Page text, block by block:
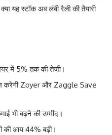
यह स्टॉक अब लंबी रैली की तैयारी
में 5% तक की तेजी।
करेगी Zoyer और Zaggle Save
भी बढ़ने की उम्मीद।
की आय 44% बढ़ी।